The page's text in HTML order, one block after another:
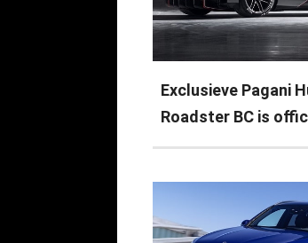
Exclusieve Pagani
Roadster BC is